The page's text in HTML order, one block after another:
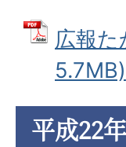
広報
5.7MB)
平成22